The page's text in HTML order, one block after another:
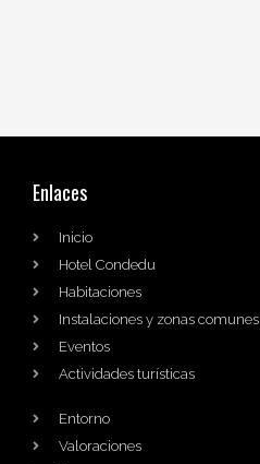
Enlaces
Inicio
Hotel Condedu
Habitaciones
Instalaciones y zonas comunes
Eventos
Actividades turísticas
Entorno
Valoraciones